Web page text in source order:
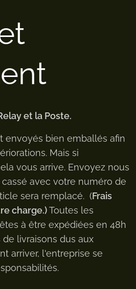
et la Poste.
envoyés bien emballés afin
Mais si
vous arrive. Envoyez nous
avec votre numéro de
sera remplacé. (Frais
charge.)Toutes les
à être expédiées en 48h
de livraisons dus aux
arriver, l'entreprise se